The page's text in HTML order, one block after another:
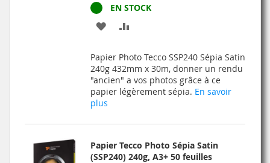
EN STOCK
AJOUTER
MA
LISTE
D’ENVIE
COMPARATEUR
Papier Photo Tecco SSP240 Sépia Satin
240g 432mm x 30m, donner un rendu
"ancien" a vos photos grâce à ce
papier légèrement sépia. En savoir
plus
Papier Tecco Photo Sépia Satin
(SSP240) 240g, A3+ 50 feuilles